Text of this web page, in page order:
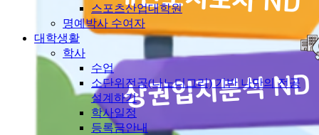
스포츠산업대학원
명예박사 수여자
대학생활
학사
수업
소단위전공(나노디그리) 기반 나만의 전공
설계하기
학사일정
등록금안내